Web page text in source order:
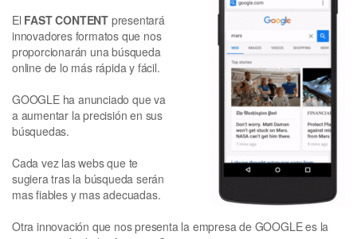
El FAST CONTENT presentará
innovadores formatos que nos
proporcionarán una búsqueda
online de lo más rápida y fácil.
GOOGLE ha anunciado que va
a aumentar la precisión en sus
búsquedas.
Cada vez las webs que te
sugiera tras la búsqueda serán
mas fiables y mas adecuadas.
Otra innovación que nos presenta la empresa de GOOGLE es la